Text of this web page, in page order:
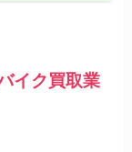
イク買取業